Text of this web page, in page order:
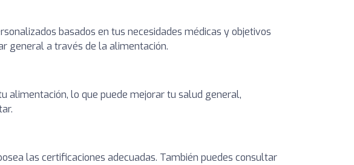
basados en tus necesidades médicas y objetivos
general a través de la alimentación.
alimentación, lo que puede mejorar tu salud general,
las certificaciones adecuadas. También puedes consultar